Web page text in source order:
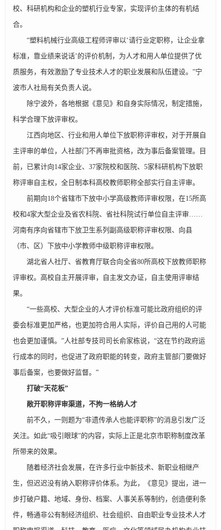
校、科研机构和企业的塑机行业专家，实现评价主体的有机结
合。
“塑料机械行业高级工程师评审以‘请行业定职称，让企业拿
标准，靠业绩来说话’的评价机制，为人才和用人单位提供了优
质服务，有效激励了专业技术人才的职业发展和队伍建设。”宁
波市人社局有关负责人说。
除宁波外，各地根据《意见》和自身实际情况，制定措施，
科学合理下放评审权。
江西向地区、行业和用人单位下放职称评审权，对于开展自
主评审的单位，人社部门不再审批资格，改为事后备案管理。目
前，已累计向14家企业、37家院校和医院、5家科研机构下放职
称评审自主权，全日制本科高校教师职称全部实行自主评审。
前期向18个省辖市下放中小学高级教师评审权限，在15所高
校和4家大型企业及省农科院、省社科院试行单位自主评审……
河南有序向省辖市下放卫生系列副高级职称评审权限、向县
（市、区）下放中小学教师中级职称评审权限。
湖北省人社厅、省教育厅联合向全省80所高校下放教师职称
评审权。高校自主开展评审，自主发文办证，自主使用评审结
果。
“一些高校、大型企业的人才评价标准可能比政府组织的评
委会标准更加严格，也更加符合用人实际，评价自己用的人可能
也会更加谨慎。”人社部专技司司长俞家栋说，“这在节约政府运
行成本的同时，也促进了政府职能的转变，政府主管部门要做好
事后备案，也要做好监督。”
打破“天花板”
敞开职称评审渠道，不拘一格纳人才
前不久，一则题为“非遗传承人也能评职称”的消息引发广泛
关注。如此“吸引眼球”的内容，实际上正是北京市职称制度改革
所带来的效果。
随着经济社会发展，在许多行业中新技术、新职业相继产
生，但迟迟没有纳入职称评价体系。为此，《意见》提出，进一
步打破户籍、地域、身份、档案、人事关系等制约，创造便利条
件，畅通非公有制经济组织、社会组织、自由职业专业技术人才